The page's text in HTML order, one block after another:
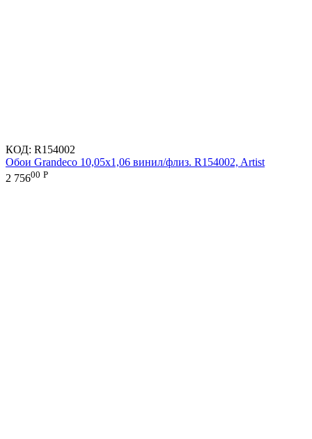
КОД: R154002
Обои Grandeco 10,05х1,06 винил/флиз. R154002, Artist
2 75600 Р